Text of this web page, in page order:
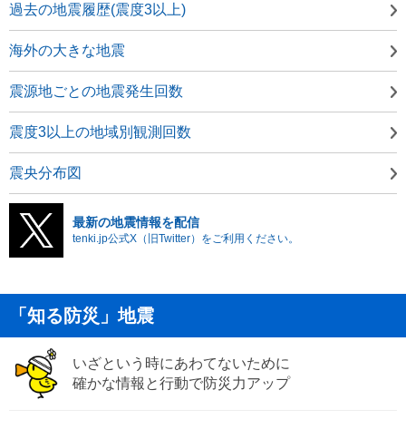
過去の地震履歴(震度3以上)
海外の大きな地震
震源地ごとの地震発生回数
震度3以上の地域別観測回数
震央分布図
最新の地震情報を配信
tenki.jp公式X（旧Twitter）をご利用ください。
「知る防災」地震
いざという時にあわてないために
確かな情報と行動で防災力アップ